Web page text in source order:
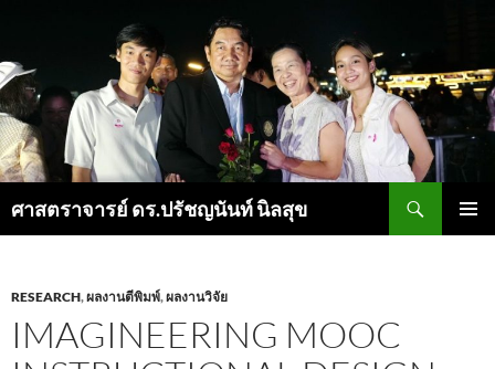
ศาสตราจารย์ ดร.ปรัชญนันท์ นิลสุข
เนื้อหา
RESEARCH,ผลงานตีพิมพ์,ผลงานวิจัย
IMAGINEERING MOOC